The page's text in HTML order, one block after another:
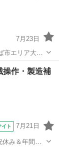
7月23日
エリア大募
作・製造補
イト 7月21日
み＆年間休